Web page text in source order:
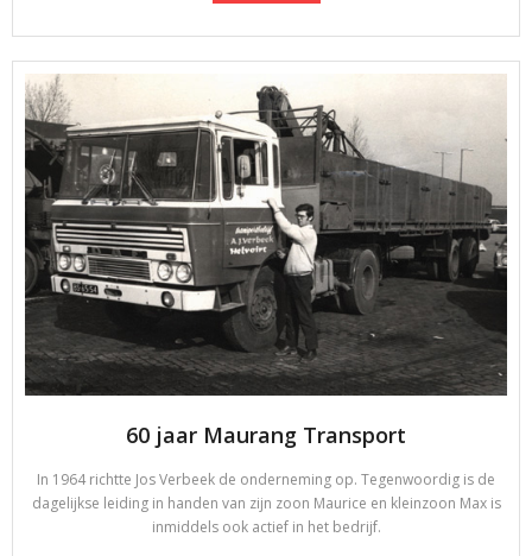
60 jaar Maurang Transport
In 1964 richtte Jos Verbeek de onderneming op. Tegenwoordig is de
dagelijkse leiding in handen van zijn zoon Maurice en kleinzoon Max is
inmiddels ook actief in het bedrijf.